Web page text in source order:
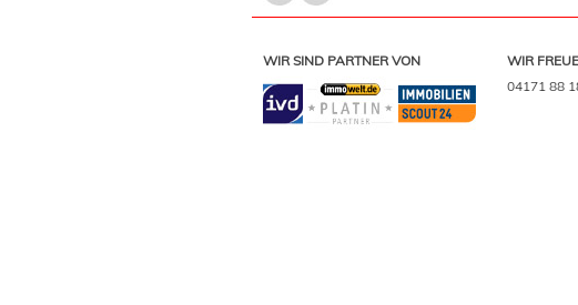
WIR SIND PARTNER VON
WIR
04171 88